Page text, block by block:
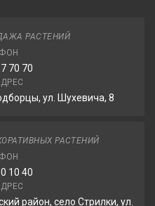
РАСТЕНИЙ
70 70
ул. Шухевича, 8
РАСТЕНИЙ
10 40
район, село Стрилки, ул.